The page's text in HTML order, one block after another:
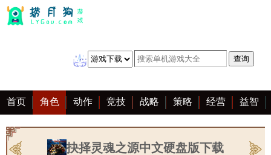
首页 角色 动作 竞技 战略 策略 经营 益智
冒险 棋牌 赛车 音乐 恋爱 单机 大全
抉择灵魂之源中文硬盘版下载